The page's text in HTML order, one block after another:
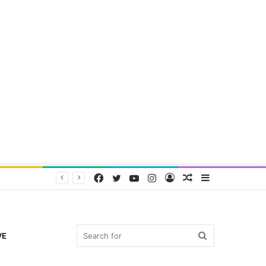
Random
Log
Instagram
YouTube
Twitter
Facebook